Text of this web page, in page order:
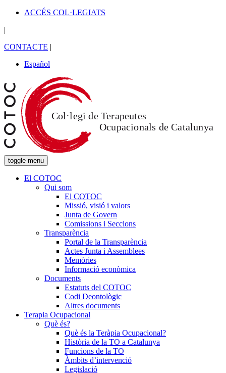
ACCÉS COL·LEGIATS
|
CONTACTE |
Español
toggle menu
El COTOC
Qui som
El COTOC
Missió, visió i valors
Junta de Govern
Comissions i Seccions
Transparència
Portal de la Transparència
Actes Junta i Assemblees
Memòries
Informació econòmica
Documents
Estatuts del COTOC
Codi Deontològic
Altres documents
Terapia Ocupacional
Què és?
Què és la Teràpia Ocupacional?
Història de la TO a Catalunya
Funcions de la TO
Àmbits d’intervenció
Legislació